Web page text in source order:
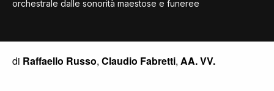
orchestrale dalle sonorità maestose e funeree
di Raffaello Russo, Claudio Fabretti, AA. VV.